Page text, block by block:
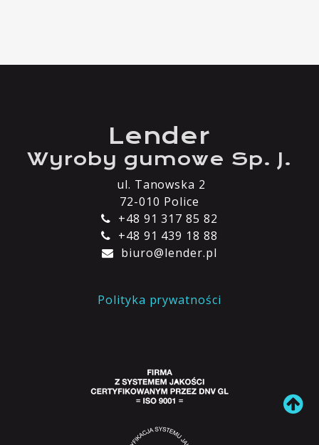
Lender
Wyroby gumowe Sp. J.
ul. Tanowska 2
72-010 Police
+48 91 317 85 82
+48 91 439 18 88
biuro@lender.pl
Polityka prywatności